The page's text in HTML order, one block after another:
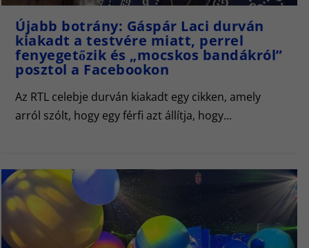
Újabb botrány: Gáspár Laci durván
kiakadt a testvére miatt, perrel
fenyegetőzik és „mocskos bandákról”
posztol a Facebookon
Az RTL celebje durván kiakadt egy cikken, amely
arról szólt, hogy egy férfi azt állítja, hogy...